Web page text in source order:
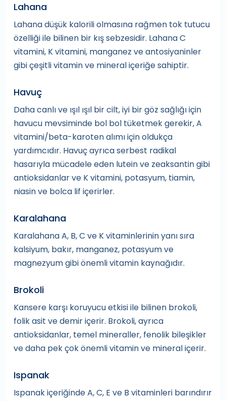
Lahana
Lahana düşük kalorili olmasına rağmen tok tutucu
özelliği ile bilinen bir kış sebzesidir. Lahana C
vitamini, K vitamini, manganez ve antosiyaninler
gibi çeşitli vitamin ve mineral içeriğe sahiptir.
Havuç
Daha canlı ve ışıl ışıl bir cilt, iyi bir göz sağlığı için
havucu mevsiminde bol bol tüketmek gerekir, A
vitamini/beta-karoten alımı için oldukça
yardımcıdır. Havuç ayrıca serbest radikal
hasarıyla mücadele eden lutein ve zeaksantin gibi
antioksidanlar ve K vitamini, potasyum, tiamin,
niasin ve bolca lif içerirler.
Karalahana
Karalahana A, B, C ve K vitaminlerinin yanı sıra
kalsiyum, bakır, manganez, potasyum ve
magnezyum gibi önemli vitamin kaynağıdır.
Brokoli
Kansere karşı koruyucu etkisi ile bilinen brokoli,
folik asit ve demir içerir. Brokoli, ayrıca
antioksidanlar, temel mineraller, fenolik bileşikler
ve daha pek çok önemli vitamin ve mineral içerir.
Ispanak
Ispanak içeriğinde A, C, E ve B vitaminleri barındırır